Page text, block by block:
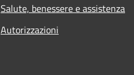
Salute, benessere e assistenza
Autorizzazioni